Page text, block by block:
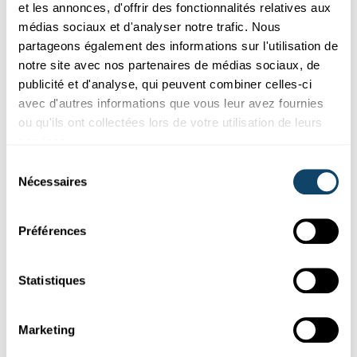
et les annonces, d'offrir des fonctionnalités relatives aux
médias sociaux et d'analyser notre trafic. Nous
partageons également des informations sur l'utilisation de
notre site avec nos partenaires de médias sociaux, de
publicité et d'analyse, qui peuvent combiner celles-ci
avec d'autres informations que vous leur avez fournies
ou qu'ils ont collectées lors de votre utilisation de leurs
Nécessaires
Préférences
Statistiques
Marketing
Science et Société
SONDAGE REPRÉSENTATIF DU FNR
Taux de confiance encore en hausse pour la
science
FNR